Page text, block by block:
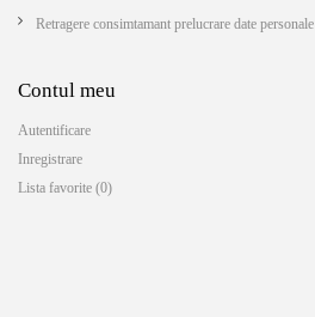
Retragere consimtamant prelucrare date personale
Contul meu
Autentificare
Inregistrare
Lista favorite (0)